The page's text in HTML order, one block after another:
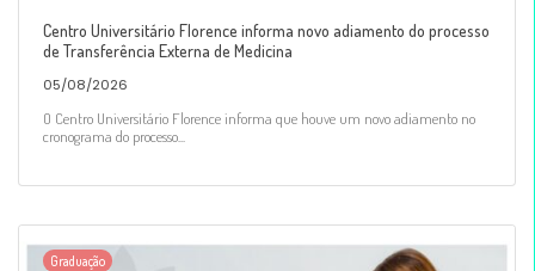
Centro Universitário Florence informa novo adiamento do processo
de Transferência Externa de Medicina
05/08/2026
O Centro Universitário Florence informa que houve um novo adiamento no
cronograma do processo...
Graduação